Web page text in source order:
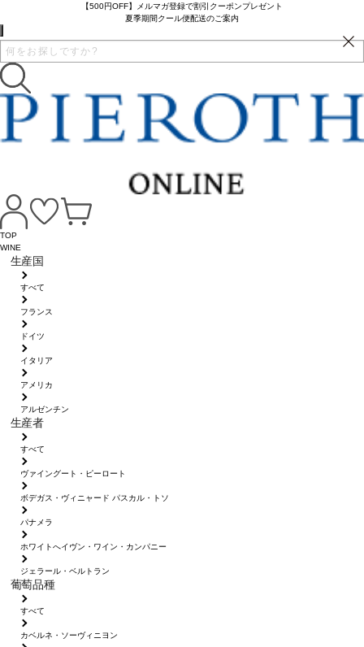
【500円OFF】メルマガ登録で割引クーポンプレゼント
夏季期間クール便配送のご案内
TOP
WINE
生産国
すべて
フランス
ドイツ
イタリア
アメリカ
アルゼンチン
生産者
すべて
ヴァイングート・ピーロート
ボデガス・ヴィニャード パスカル・トソ
パナメラ
ホワイトへイヴン・ワイン・カンパニー
ジェラール・ベルトラン
葡萄品種
すべて
カベルネ・ソーヴィニヨン